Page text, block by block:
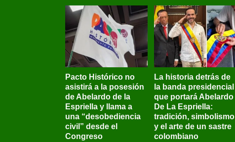
Pacto Histórico no
asistirá a la posesión
de Abelardo de la
Espriella y llama a
una “desobediencia
civil” desde el
Congreso
La historia detrás de
la banda presidencial
que portará Abelardo
De La Espriella:
tradición, simbolismo
y el arte de un sastre
colombiano